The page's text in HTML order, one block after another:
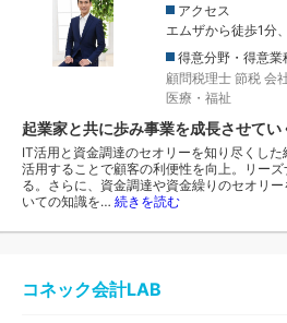
アクセス
エムザから徒歩1分
得意分野・得意業
顧問税理士 節税 会
医療・福祉
起業家と共に歩み事業を成長させてい
IT活用と資金調達のセオリーを知り尽くし
活用することで顧客の利便性を向上。リー
る。さらに、資金調達や資金繰りのセオリ
いての知識を… 続きを読む
コネック会計LAB